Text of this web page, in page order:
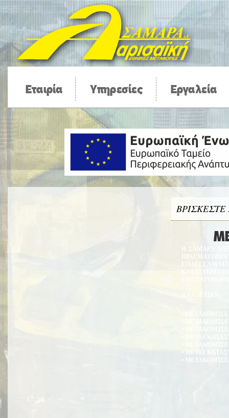
Εταιρία Υπηρεσίες Εργαλεία
Η ΣΑΜΑΡΆ
ΑΝΑΛΥΤΙΚΆ:
•
•
•